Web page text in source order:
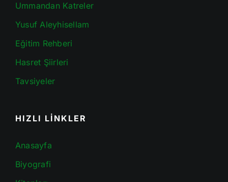
Ummandan Katreler
Yusuf Aleyhisellam
Eğitim Rehberi
Hasret Şiirleri
Tavsiyeler
HIZLI LİNKLER
Anasayfa
Biyografi